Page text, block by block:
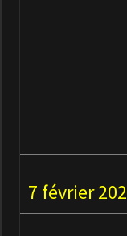
7 février